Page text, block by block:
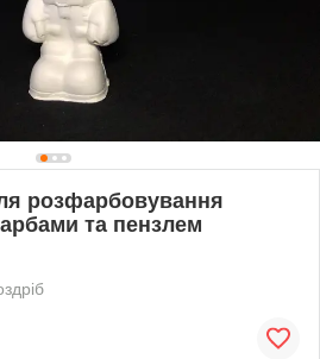
розфарбовування
та пензлем